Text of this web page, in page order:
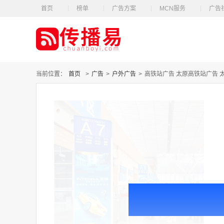
首页 榜单 广告方案 MCN服务 广告
当前位置： 首页 > 广告 > 户外广告 > 高铁站广告 太原高铁